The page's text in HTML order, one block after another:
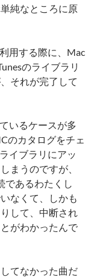
純なところに原
用する際に、Mac
のライブラリ
それが完了して
いるケースが多
のカタログをチェ
イブラリにアッ
まうのですが、
であるわたくし
なくて、しかも
して、中断され
がわかったんで
てなかった曲だ